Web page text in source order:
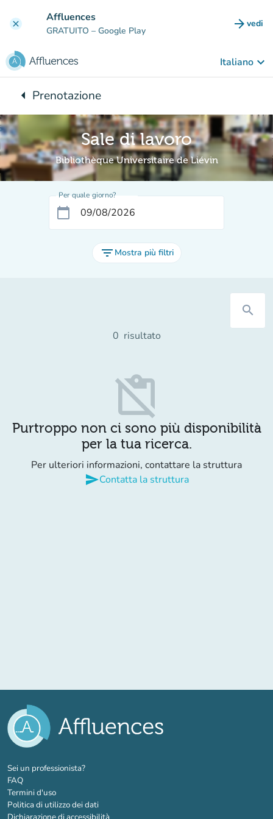
clear Affluences
GRATUITO – Google Play arrow_forward vedi
Italiano keyboard_arrow_down
arrow_leftTorna a:
Prenotazione
Sale di lavoro
Bibliothèque Universitaire de Liévin
Per quale giorno?
calendar_today
filter_list Mostra più filtri
search
0 risultato
content_paste_off
Purtroppo non ci sono più disponibilità
per la tua ricerca.
Per ulteriori informazioni, contattare la struttura
sendContatta la struttura
Sei un professionista?(nuova scheda)
FAQ
Termini d'uso
Politica di utilizzo dei dati